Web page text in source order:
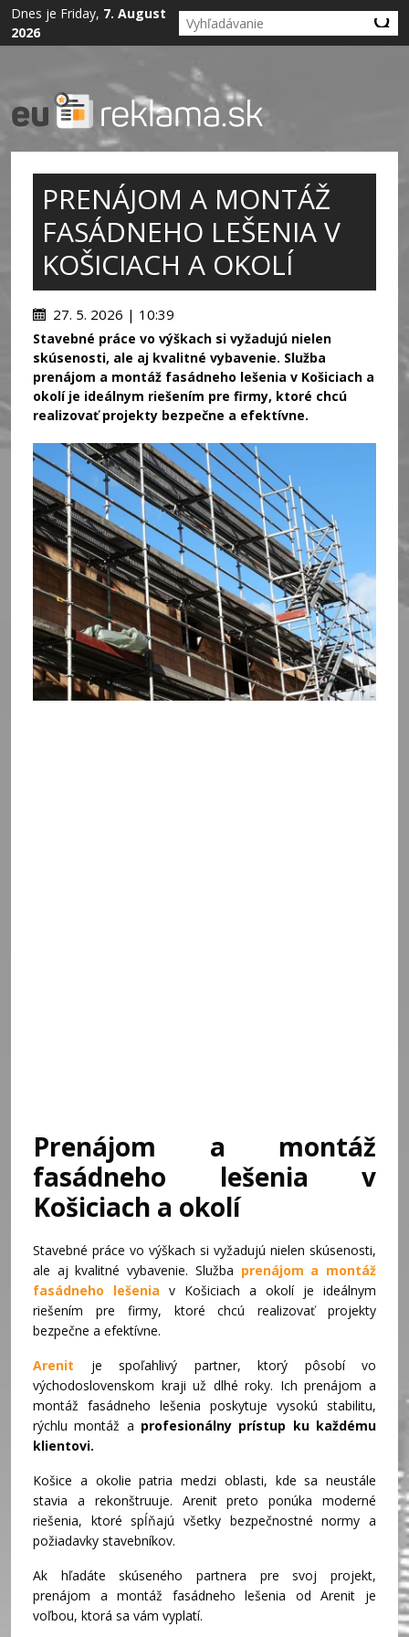
Dnes je Friday, 7. August
2026
PRENÁJOM A MONTÁŽ
FASÁDNEHO LEŠENIA V
KOŠICIACH A OKOLÍ
27. 5. 2026 | 10:39
Stavebné práce vo výškach si vyžadujú nielen
skúsenosti, ale aj kvalitné vybavenie. Služba
prenájom a montáž fasádneho lešenia v Košiciach a
okolí je ideálnym riešením pre firmy, ktoré chcú
realizovať projekty bezpečne a efektívne.
Prenájom a montáž
fasádneho lešenia v
Košiciach a okolí
Stavebné práce vo výškach si vyžadujú nielen skúsenosti,
ale aj kvalitné vybavenie. Služba prenájom a montáž
fasádneho lešenia v Košiciach a okolí je ideálnym
riešením pre firmy, ktoré chcú realizovať projekty
bezpečne a efektívne.
Arenit
je spoľahlivý partner, ktorý pôsobí vo
východoslovenskom kraji už dlhé roky. Ich prenájom a
montáž fasádneho lešenia poskytuje vysokú stabilitu,
rýchlu montáž a profesionálny prístup ku každému
klientovi.
Košice a okolie patria medzi oblasti, kde sa neustále
stavia a rekonštruuje. Arenit preto ponúka moderné
riešenia, ktoré spĺňajú všetky bezpečnostné normy a
požiadavky stavebníkov.
Ak hľadáte skúseného partnera pre svoj projekt,
prenájom a montáž fasádneho lešenia od Arenit je
voľbou, ktorá sa vám vyplatí.